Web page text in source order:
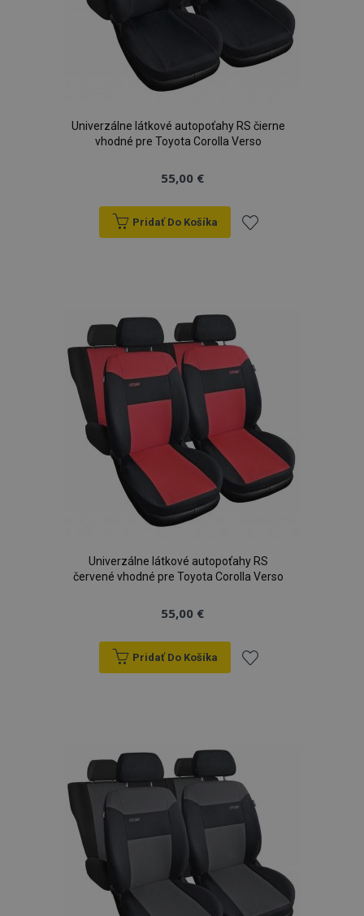
Univerzálne látkové autopoťahy RS čierne
vhodné pre Toyota Corolla Verso
55,00 €
Pridať Do Košíka
prianí
Univerzálne látkové autopoťahy RS
červené vhodné pre Toyota Corolla Verso
55,00 €
Pridať Do Košíka
prianí